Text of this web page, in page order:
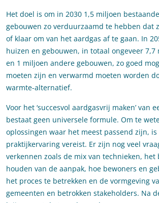
Het doel is om in 2030 1,5 miljoen
gebouwen zo verduurzaamd te hebben dat
of klaar om van het aardgas af te gaan. In
huizen en gebouwen, in totaal ongeveer
en 1 miljoen andere gebouwen, zo goed
moeten zijn en verwarmd moeten worden
warmte-alternatief.
Voor het ‘succesvol aardgasvrij maken’ van
bestaat geen universele formule. Om te
oplossingen waar het meest passend zijn,
praktijkervaring vereist. Er zijn nog veel
verkennen zoals de mix van technieken, het
houden van de aanpak, hoe bewoners en
het proces te betrekken en de vormgeving
gemeenten en betrokken stakeholders. Na